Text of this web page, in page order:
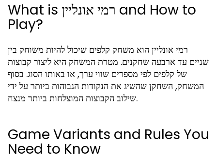
What is רמי אונליין and How to
Play?
רמי אונליין הוא משחק קלפים שיכול להיות משוחק בין
שניים עד ארבעה שחקנים. מטרת המשחק היא ליצור קבוצות
של קלפים לפי מספרים שווי ערך, או באותו הסוג. בסוף
המשחק, השחקן שהשיג את הנקודות הגבוהות ביותר על ידי
שילוב הקבוצות המוצלחות ביותר מנצח.
Game Variants and Rules You
Need to Know